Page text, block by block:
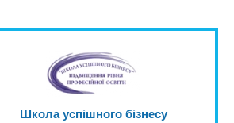
Школа успішного бізнесу